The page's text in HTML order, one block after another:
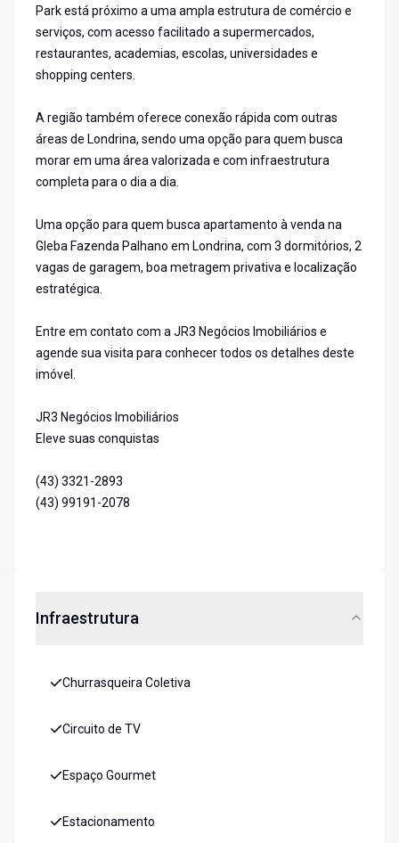
Park está próximo a uma ampla estrutura de comércio e
serviços, com acesso facilitado a supermercados,
restaurantes, academias, escolas, universidades e
shopping centers.
A região também oferece conexão rápida com outras
áreas de Londrina, sendo uma opção para quem busca
morar em uma área valorizada e com infraestrutura
completa para o dia a dia.
Uma opção para quem busca apartamento à venda na
Gleba Fazenda Palhano em Londrina, com 3 dormitórios, 2
vagas de garagem, boa metragem privativa e localização
estratégica.
Entre em contato com a JR3 Negócios Imobiliários e
agende sua visita para conhecer todos os detalhes deste
imóvel.
JR3 Negócios Imobiliários
Eleve suas conquistas
(43) 3321-2893
(43) 99191-2078
Infraestrutura
Churrasqueira Coletiva
Circuito de TV
Espaço Gourmet
Estacionamento